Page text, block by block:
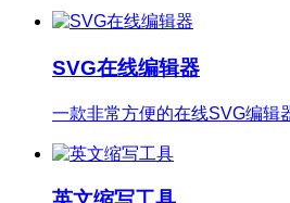
SVG在线编辑器
一款非常方便的在线SVG编辑